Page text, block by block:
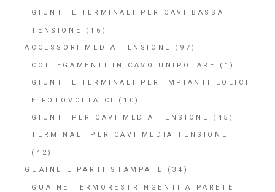
GIUNTI E TERMINALI PER CAVI BASSA
TENSIONE (16)
ACCESSORI MEDIA TENSIONE (97)
COLLEGAMENTI IN CAVO UNIPOLARE (1)
GIUNTI E TERMINALI PER IMPIANTI EOLICI
E FOTOVOLTAICI (10)
GIUNTI PER CAVI MEDIA TENSIONE (45)
TERMINALI PER CAVI MEDIA TENSIONE
(42)
GUAINE E PARTI STAMPATE (34)
GUAINE TERMORESTRINGENTI A PARETE